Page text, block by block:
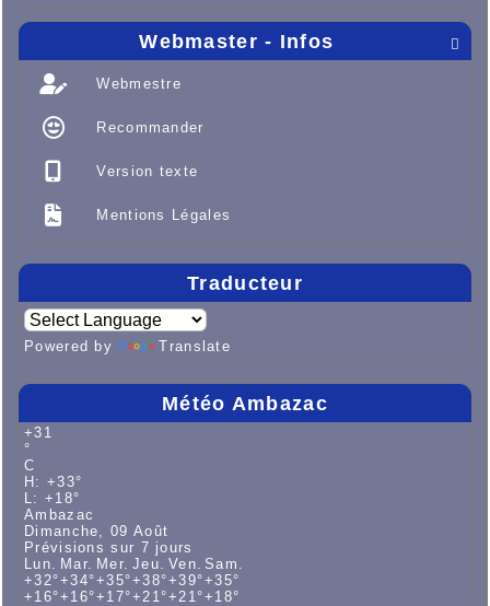

Webmaster - Infos
Webmestre
Recommander
Version texte
Mentions Légales
Traducteur
Powered by Translate
Météo Ambazac
+31
°
C
H: +33°
L: + 18°
Ambazac
Dimanche, 09 Août
Prévisions sur 7 jours
Lun.
Mar. Mer. Jeu. Ven. Sam.
+32°+34°+35°+38°+39°+35°
+ 16°+ 16°+ 17°+ 21°+ 21°+ 18°